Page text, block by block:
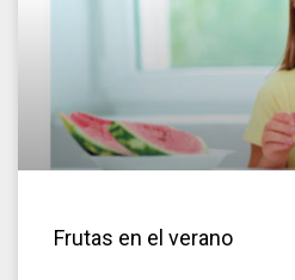
Frutas en el verano